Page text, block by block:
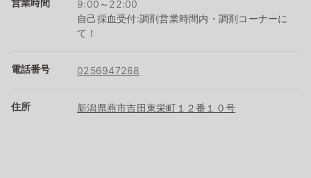
営業時間
9:00～22:00
自己採血受付:調剤営業時間内・調剤コーナーに
て！
電話番号 0256947268
住所 新潟県燕市吉田東栄町１２番１０号